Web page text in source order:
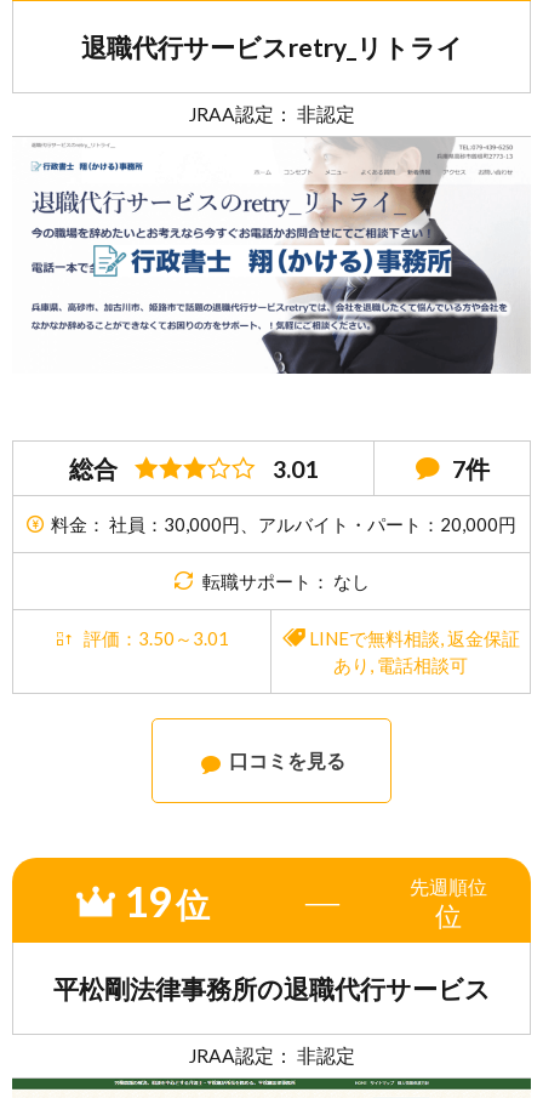
退職代行サービスretry_リトライ
JRAA認定： 非認定
総合 3.01 7件
料金： 社員：30,000円、アルバイト・パート：20,000円
転職サポート： なし
評価：3.50～3.01 LINEで無料相談,返金保証
あり , 電話相談可
口コミを見る
19位 ― 先週順位
位
平松剛法律事務所の退職代行サービス
JRAA認定： 非認定